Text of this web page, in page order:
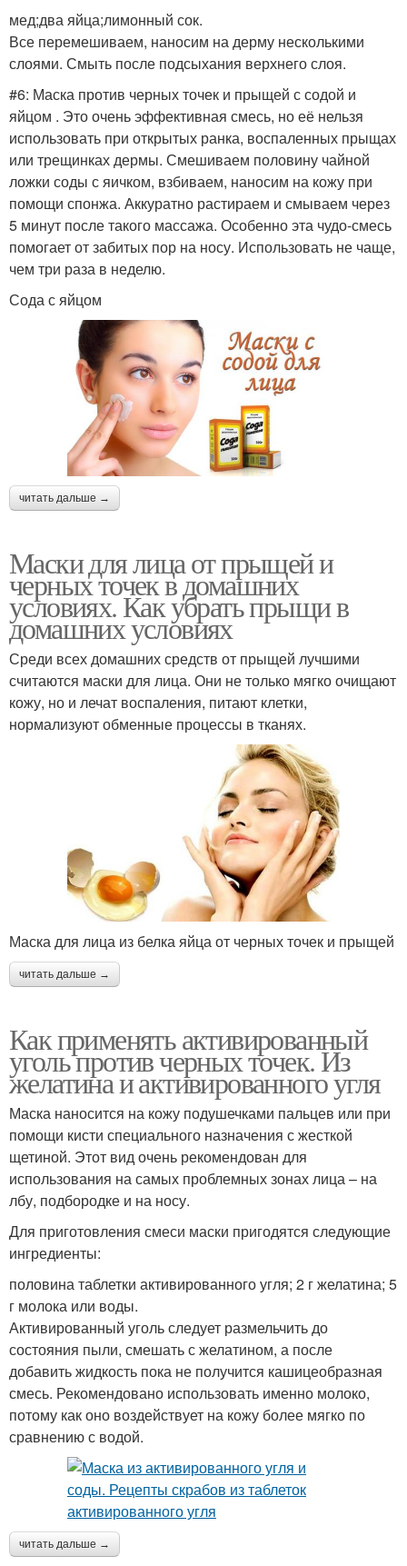
мед;два яйца;лимонный сок.
Все перемешиваем, наносим на дерму несколькими
слоями. Смыть после подсыхания верхнего слоя.
#6: Маска против черных точек и прыщей с содой и
яйцом . Это очень эффективная смесь, но её нельзя
использовать при открытых ранка, воспаленных прыщах
или трещинках дермы. Смешиваем половину чайной
ложки соды с яичком, взбиваем, наносим на кожу при
помощи спонжа. Аккуратно растираем и смываем через
5 минут после такого массажа. Особенно эта чудо-смесь
помогает от забитых пор на носу. Использовать не чаще,
чем три раза в неделю.
Сода с яйцом
читать дальше →
Маски для лица от прыщей и
черных точек в домашних
условиях. Как убрать прыщи в
домашних условиях
Среди всех домашних средств от прыщей лучшими
считаются маски для лица. Они не только мягко очищают
кожу, но и лечат воспаления, питают клетки,
нормализуют обменные процессы в тканях.
Маска для лица из белка яйца от черных точек и прыщей
читать дальше →
Как применять активированный
уголь против черных точек. Из
желатина и активированного угля
Маска наносится на кожу подушечками пальцев или при
помощи кисти специального назначения с жесткой
щетиной. Этот вид очень рекомендован для
использования на самых проблемных зонах лица – на
лбу, подбородке и на носу.
Для приготовления смеси маски пригодятся следующие
ингредиенты:
половина таблетки активированного угля; 2 г желатина; 5
г молока или воды.
Активированный уголь следует размельчить до
состояния пыли, смешать с желатином, а после
добавить жидкость пока не получится кашицеобразная
смесь. Рекомендовано использовать именно молоко,
потому как оно воздействует на кожу более мягко по
сравнению с водой.
читать дальше →